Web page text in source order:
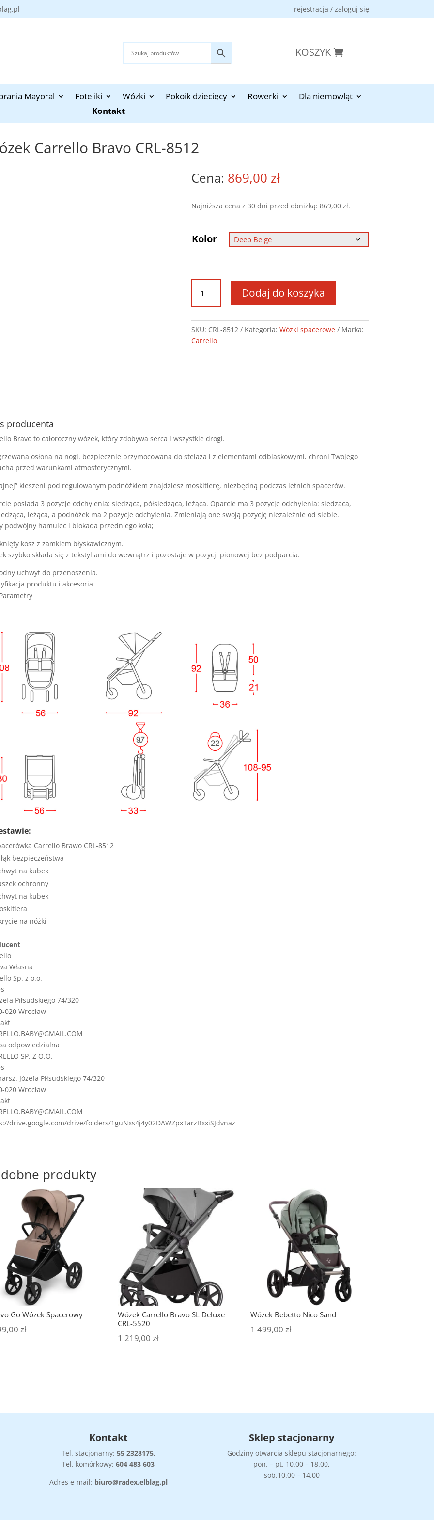
rejestracja / zaloguj się
KOSZYK
Mayoral Foteliki Wózki Pokoik dziecięcy Rowerki
Dla niemowląt
Kontakt
Carrello Bravo CRL-8512
869,00 zł
Najniższa cena z 30 dni przed obniżką:869,00zł.
Kolor
ilość
Wózek
Carrello
Bravo
CRL-
8512
Dodaj do koszyka
SKU: CRL-8512 Kategoria:Wózki spacerowe
Marka:
Carrello
producenta
Bravo to całoroczny wózek, który zdobywa serca i wszystkie drogi.
osłona na nogi, bezpiecznie przymocowana do stelaża i z elementami odblaskowymi, chroni Twojego
przed warunkami atmosferycznymi.
kieszeni pod regulowanym podnóżkiem znajdziesz moskitierę, niezbędną podczas letnich spacerów.
posiada 3 pozycje odchylenia: siedząca, półsiedząca, leżąca. Oparcie ma 3 pozycje odchylenia: siedząca,
leżąca, a podnóżek ma 2 pozycje odchylenia. Zmieniają one swoją pozycję niezależnie od siebie.
podwójny hamulec i blokada przedniego koła;
kosz z zamkiem błyskawicznym.
szybko składa się z tekstyliami do wewnątrz i pozostaje w pozycji pionowej bez podparcia.
uchwyt do przenoszenia.
produktu i akcesoria
Parametry
Carrello Brawo CRL-8512
bezpieczeństwa
na kubek
ochronny
na kubek
na nóżki
Własna
Sp. z o.o.
Piłsudskiego 74/320
020 Wrocław
odpowiedzialna
SP. Z O.O.
Józefa Piłsudskiego 74/320
020 Wrocław
drive.google.com/drive/folders/1guNxs4j4y02DAWZpxTarzBxxiSJdvnaz
produkty
Go Wózek Spacerowy
zł
Wózek Carrello Bravo SL Deluxe
CRL-5520
1 219,00zł
Wózek Bebetto Nico Sand
1 499,00 zł
Kontakt
Tel. stacjonarny: 55 2328175,
Tel. komórkowy:604 483 603
Adres e-mail: biuro@radex.elblag.pl
Sklep stacjonarny
Godziny otwarcia sklepu stacjonarnego:
pon. – pt. 10.00 – 18.00,
sob.10.00 – 14.00